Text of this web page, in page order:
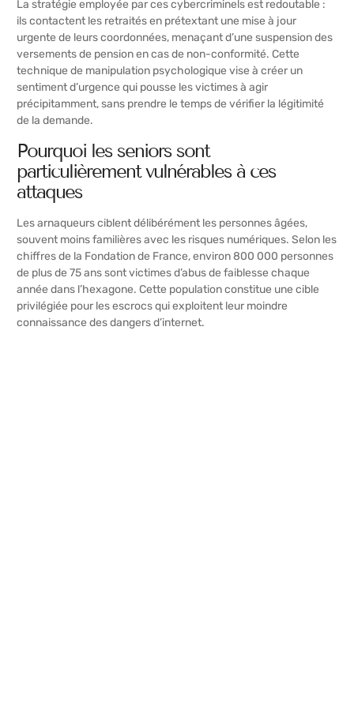
La stratégie employée par ces cybercriminels est redoutable :
ils contactent les retraités en prétextant une mise à jour
urgente de leurs coordonnées, menaçant d’une suspension des
versements de pension en cas de non-conformité. Cette
technique de manipulation psychologique vise à créer un
sentiment d’urgence qui pousse les victimes à agir
précipitamment, sans prendre le temps de vérifier la légitimité
de la demande.
Pourquoi les seniors sont
particulièrement vulnérables à ces
attaques
Les arnaqueurs ciblent délibérément les personnes âgées,
souvent moins familières avec les risques numériques. Selon les
chiffres de la Fondation de France, environ 800 000 personnes
de plus de 75 ans sont victimes d’abus de faiblesse chaque
année dans l’hexagone. Cette population constitue une cible
privilégiée pour les escrocs qui exploitent leur moindre
connaissance des dangers d’internet.